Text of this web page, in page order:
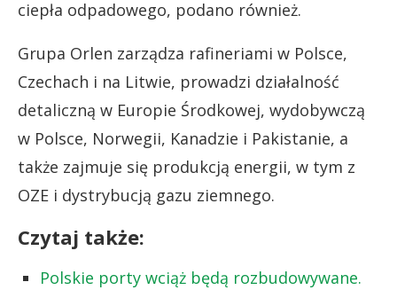
ciepła odpadowego, podano również.
Grupa Orlen zarządza rafineriami w Polsce,
Czechach i na Litwie, prowadzi działalność
detaliczną w Europie Środkowej, wydobywczą
w Polsce, Norwegii, Kanadzie i Pakistanie, a
także zajmuje się produkcją energii, w tym z
OZE i dystrybucją gazu ziemnego.
Czytaj także:
Polskie porty wciąż będą rozbudowywane.